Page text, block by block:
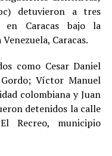
detuvieron a tres
en Caracas bajo la
Caracas.
como Cesar Daniel
Víctor Manuel
colombiana y Juan
detenidos la calle
Recreo, municipio